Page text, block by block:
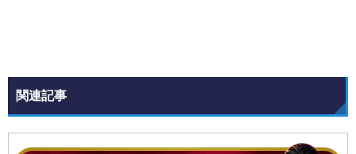
関連記事